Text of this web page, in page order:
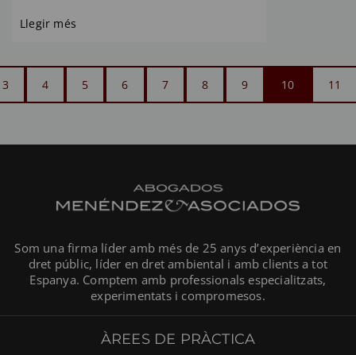
Llegir més
3 4 5 6 7 8 9 10 11
Som una firma líder amb més de 25 anys d’experiència en
dret públic, líder en dret ambiental i amb clients a tot
Espanya. Comptem amb professionals especialitzats,
experimentats i compromesos.
ÀREES DE PRÀCTICA